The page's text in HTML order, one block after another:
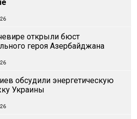
открыли бюст
героя Азербайджана
обсудили энергетическую
Украины